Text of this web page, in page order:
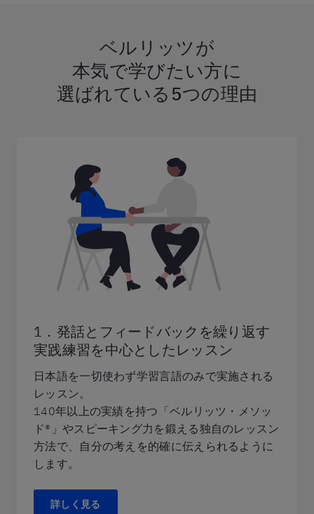
ベルリッツが
本気で学びたい方に
選ばれている 5つの理由
1．発話とフィードバックを繰り返す
実践練習を中心としたレッスン
日本語を一切使わず学習言語のみで実施される
レッスン。
140年以上の実績を持つ「ベルリッツ・メソッ
ド®」やスピーキング力を鍛える独自のレッスン
方法で、自分の考えを的確に伝えられるように
します。
詳しく見る